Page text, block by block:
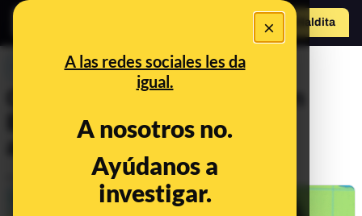
×
A las redes sociales les da
igual.
A nosotros no.
Ayúdanos a
investigar.
Hazte Maldito
a
PREBUNKING
Cómo la desinformación en
Europa aprovechó la crisis
afgana
Sep 24, 2021, 3:49:00 PM